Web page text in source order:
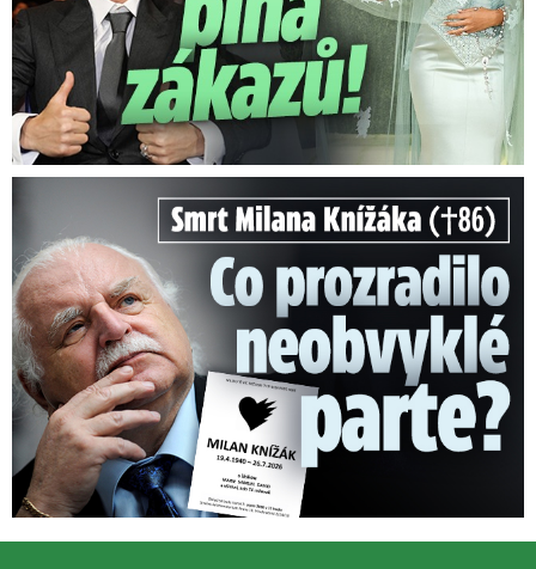
Šrýtrová.
Video se připravuje ...
Časosběr: Takhle sníh v minulosti zasypal hlavní
nádraží v Praze.
Zdroj: Mall TV
Smrt Milana Knížáka (†86): Co prozradilo neobvyklé parte?